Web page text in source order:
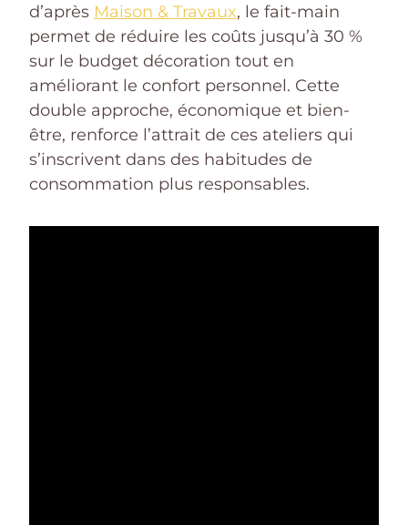
d’après Maison & Travaux, le fait-main
permet de réduire les coûts jusqu’à 30 %
sur le budget décoration tout en
améliorant le confort personnel. Cette
double approche, économique et bien-
être, renforce l’attrait de ces ateliers qui
s’inscrivent dans des habitudes de
consommation plus responsables.